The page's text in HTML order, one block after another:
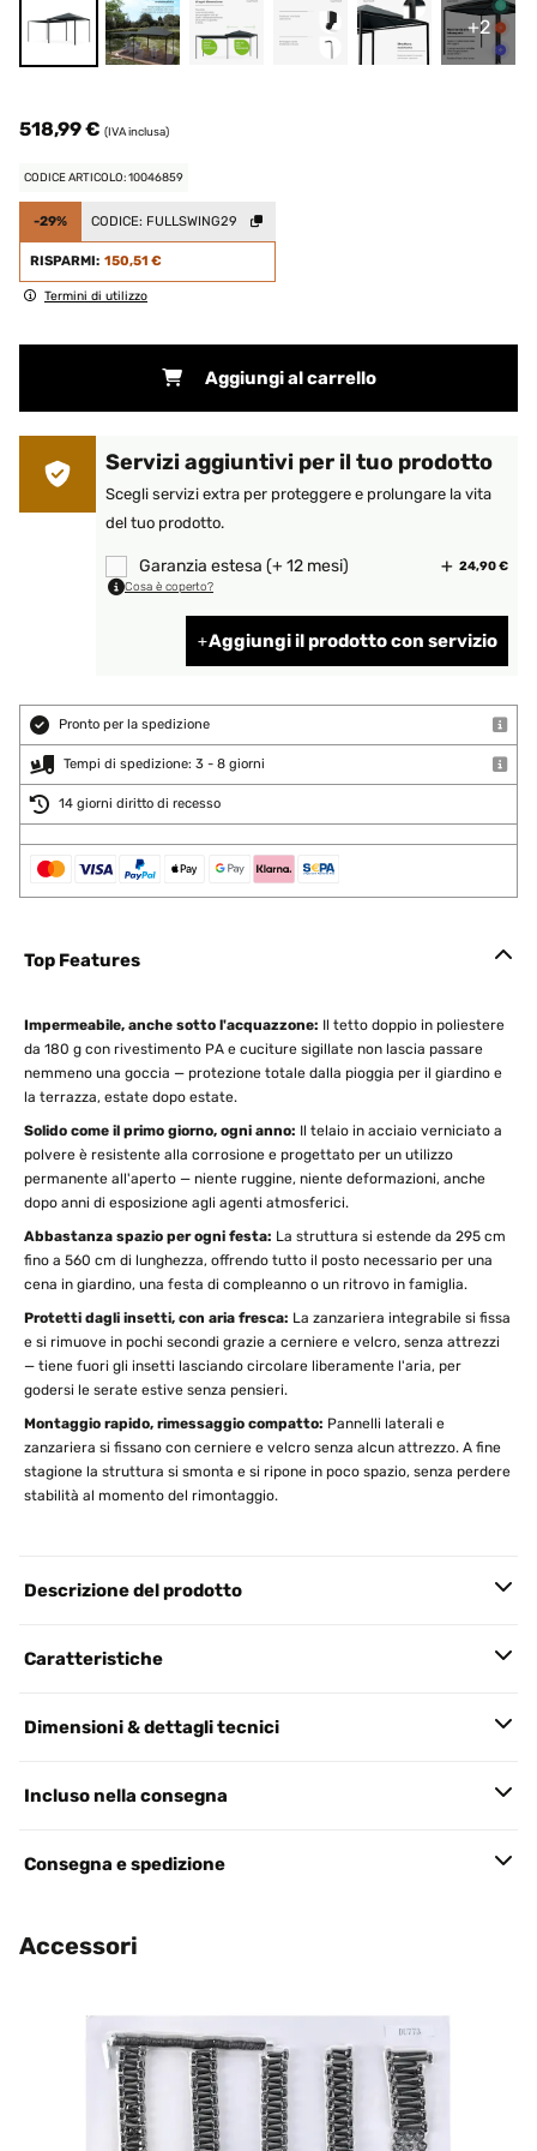
+2
518,99 € (IVA inclusa)
CODICE ARTICOLO: 10046859
-29% CODICE: FULLSWING29
RISPARMI: 150,51 €
Termini di utilizzo
Aggiungi al carrello
Servizi aggiuntivi per il tuo prodotto
Scegli servizi extra per proteggere e prolungare la vita
del tuo prodotto.
Garanzia estesa (+ 12 mesi) 24,90 €
Cosa è coperto?
Aggiungi il prodotto con servizio
Pronto per la spedizione
Tempi di spedizione: 3 - 8 giorni
14 giorni diritto di recesso
Top Features
Impermeabile, anche sotto l'acquazzone: Il tetto doppio in poliestere
da 180 g con rivestimento PA e cuciture sigillate non lascia passare
nemmeno una goccia — protezione totale dalla pioggia per il giardino e
la terrazza, estate dopo estate.
Solido come il primo giorno, ogni anno: Il telaio in acciaio verniciato a
polvere è resistente alla corrosione e progettato per un utilizzo
permanente all'aperto — niente ruggine, niente deformazioni, anche
dopo anni di esposizione agli agenti atmosferici.
Abbastanza spazio per ogni festa: La struttura si estende da 295 cm
fino a 560 cm di lunghezza, offrendo tutto il posto necessario per una
cena in giardino, una festa di compleanno o un ritrovo in famiglia.
Protetti dagli insetti, con aria fresca: La zanzariera integrabile si fissa
e si rimuove in pochi secondi grazie a cerniere e velcro, senza attrezzi
— tiene fuori gli insetti lasciando circolare liberamente l'aria, per
godersi le serate estive senza pensieri.
Montaggio rapido, rimessaggio compatto: Pannelli laterali e
zanzariera si fissano con cerniere e velcro senza alcun attrezzo. A fine
stagione la struttura si smonta e si ripone in poco spazio, senza perdere
stabilità al momento del rimontaggio.
Descrizione del prodotto
Caratteristiche
Dimensioni & dettagli tecnici
Incluso nella consegna
Consegna e spedizione
Accessori